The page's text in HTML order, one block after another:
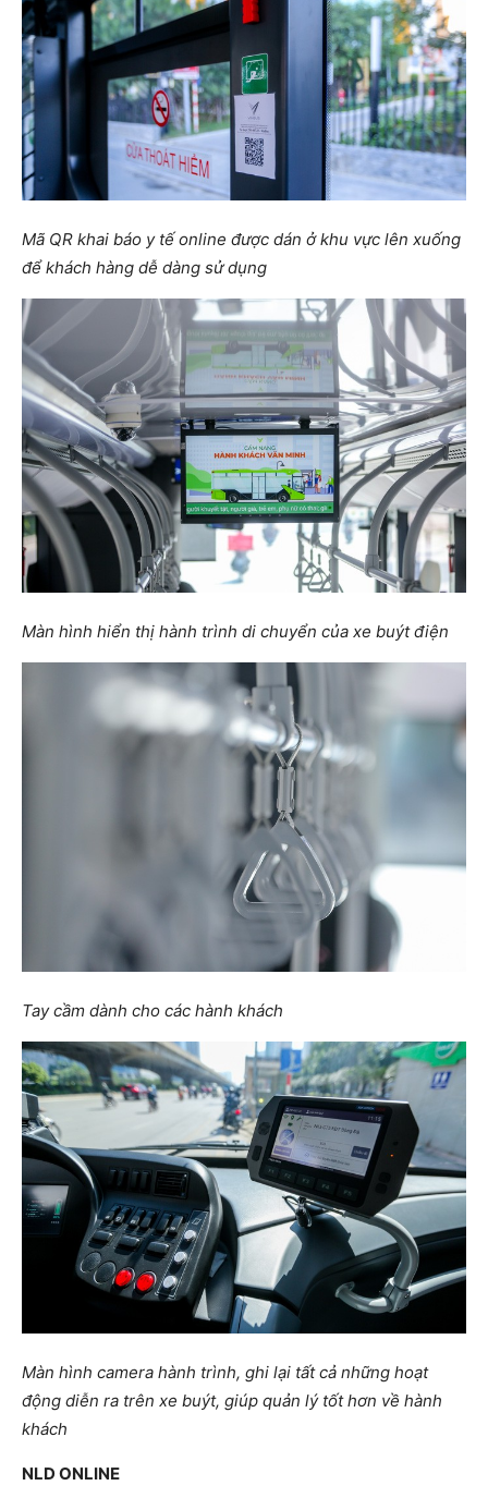
Mã QR khai báo y tế online được dán ở khu vực lên xuống
để khách hàng dễ dàng sử dụng
Màn hình hiển thị hành trình di chuyển của xe buýt điện
Tay cầm dành cho các hành khách
Màn hình camera hành trình, ghi lại tất cả những hoạt
động diễn ra trên xe buýt, giúp quản lý tốt hơn về hành
khách
NLD ONLINE